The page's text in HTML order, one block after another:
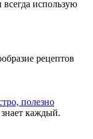
всегда использую
рецептов
полезно
каждый.